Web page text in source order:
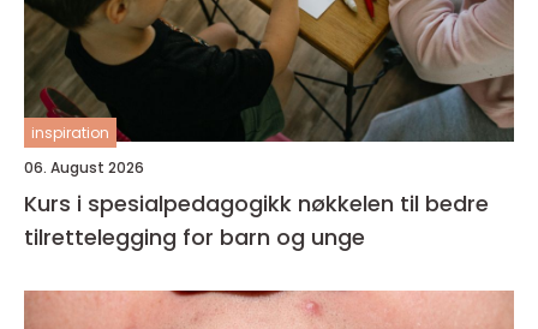
inspiration
06. August 2026
Kurs i spesialpedagogikk nøkkelen til bedre
tilrettelegging for barn og unge